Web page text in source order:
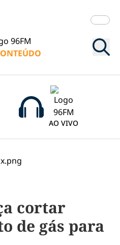
AO VIVO
cortar
de gás para